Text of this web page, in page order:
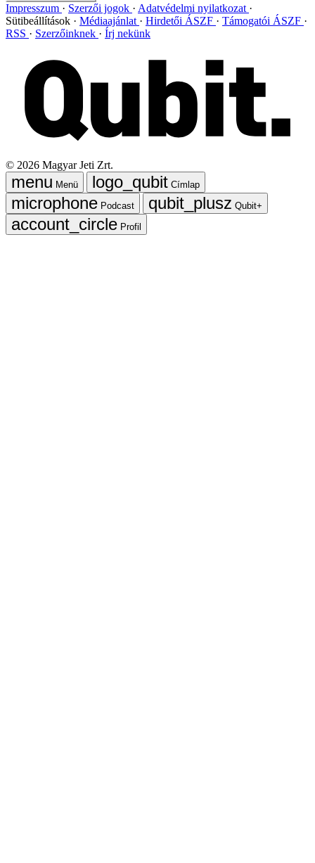
Impresszum Szerzői jogok
Adatvédelmi nyilatkozat
Sütibeállítások
Médiaajánlat Hirdetői ÁSZF
Támogatói ÁSZF
RSS
Szerzőinknek Írj nekünk
© 2026 Magyar Jeti Zrt.
Menü
Címlap
Podcast
Qubit+
Profil